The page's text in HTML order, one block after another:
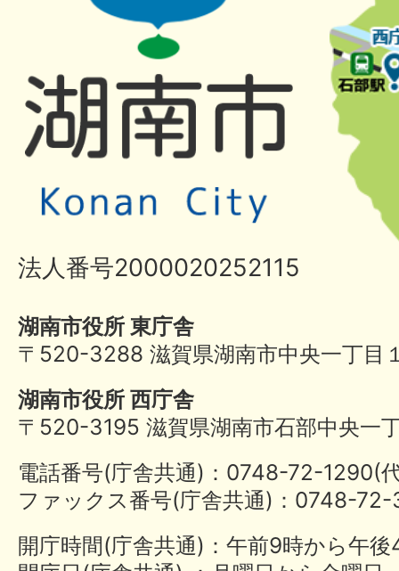
法人番号2000020252115
湖南市役所 東庁舎
〒520-3288 滋賀県湖南市中央一丁目
湖南市役所 西庁舎
〒520-3195 滋賀県湖南市石部中央一
電話番号(庁舎共通)：0748-72-
ファックス番号(庁舎共通)：0748-
開庁時間(庁舎共通)：午前9時から午